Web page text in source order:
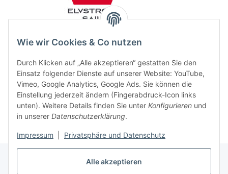
Alle akzeptieren
Wie wir Cookies & Co nutzen
Durch Klicken auf „Alle akzeptieren“ gestatten Sie den
Einsatz folgender Dienste auf unserer Website: YouTube,
Vimeo, Google Analytics, Google Ads. Sie können die
Einstellung jederzeit ändern (Fingerabdruck-Icon links
unten). Weitere Details finden Sie unter Konfigurieren und
in unserer Datenschutzerklärung.
Impressum Privatsphäre und Datenschutz